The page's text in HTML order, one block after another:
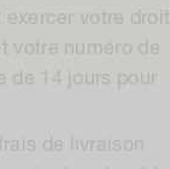
exercer votre droit
votre numéro de
de 14 jours pour
de livraison